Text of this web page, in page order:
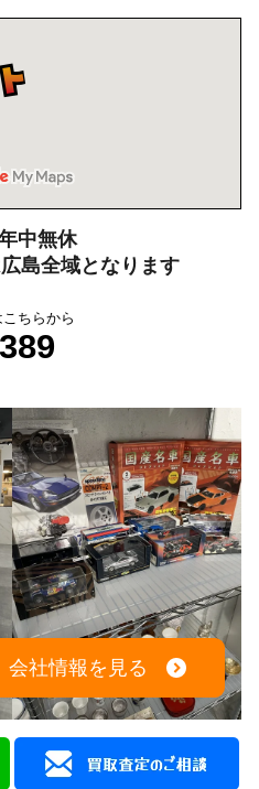
中無休
島全域となります
ちらから
会社情報を見る